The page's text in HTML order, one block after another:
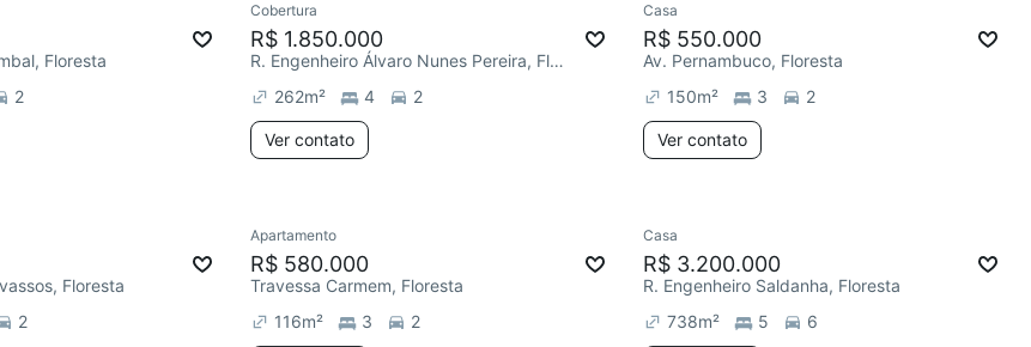
Floresta
2
Redecorar
Cobertura
R$ 1.850.000
R. Engenheiro Álvaro Nunes Pereira, Floresta
262m² 4 2
Ver contato
Casa
R$ 550.000
Av. Pernambuco, Floresta
150m² 3 2
Ver contato
Floresta
2
Redecorar
Apartamento
R$ 580.000
Travessa Carmem, Floresta
116m² 3 2
Casa
R$ 3.200.000
R. Engenheiro Saldanha, Floresta
738m² 5 6